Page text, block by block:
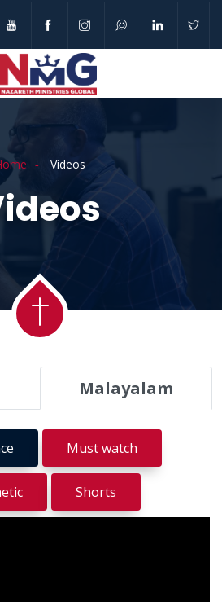
Videos
Malayalam
Must watch
Shorts